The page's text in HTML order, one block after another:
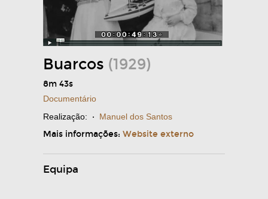
Buarcos (1929)
8m 43s
Documentário
Realização: · Manuel dos Santos
Mais informações: Website externo
Equipa